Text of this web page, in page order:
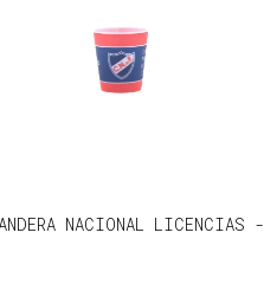
NACIONAL LICENCIAS -